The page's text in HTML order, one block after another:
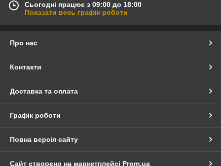
Сьогодні працює з 09:00 до 18:00
Показати весь графік роботи
Про нас
Контакти
Доставка та оплата
Графік роботи
Повна версія сайту
Сайт створено на маркетплейсі Prom.ua